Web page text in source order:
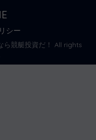
シー
ら競艇投資だ！ All rights